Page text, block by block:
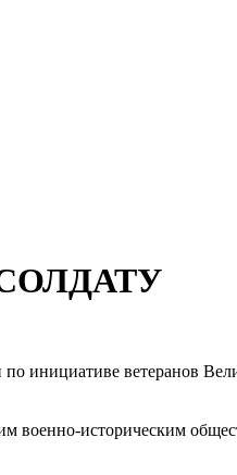
по инициативе ветеранов
военно-историческим